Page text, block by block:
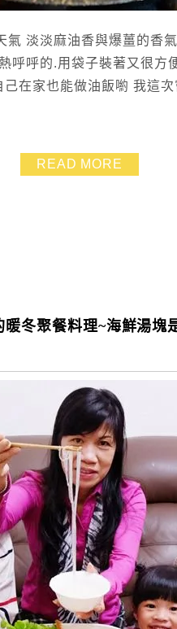
淡淡麻油香與爆薑的香
呼呼的.用袋子裝著又很
在家也能做油飯喲 我這
READ MORE
冬聚餐料理~海鮮湯塊